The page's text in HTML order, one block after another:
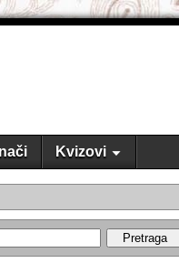
Kvizovi